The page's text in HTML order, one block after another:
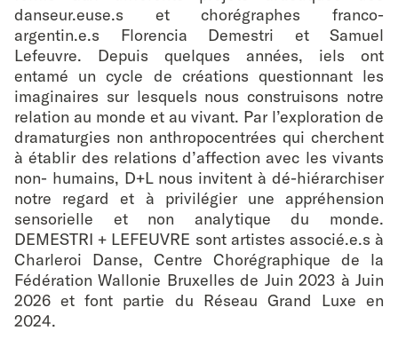
danseur.euse.s et chorégraphes franco-
argentin.e.s Florencia Demestri et Samuel
Lefeuvre. Depuis quelques années, iels ont
entamé un cycle de créations questionnant les
imaginaires sur lesquels nous construisons notre
relation au monde et au vivant. Par l’exploration de
dramaturgies non anthropocentrées qui cherchent
à établir des relations d’affection avec les vivants
non- humains, D+L nous invitent à dé-hiérarchiser
notre regard et à privilégier une appréhension
sensorielle et non analytique du monde.
DEMESTRI + LEFEUVRE sont artistes associé.e.s à
Charleroi Danse, Centre Chorégraphique de la
Fédération Wallonie Bruxelles de Juin 2023 à Juin
2026 et font partie du Réseau Grand Luxe en
2024.